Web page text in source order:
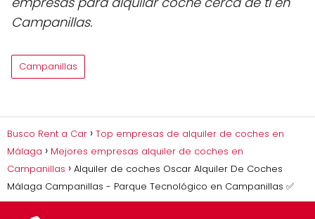
Campanillas.
Campanillas
Busco Rent a Car
Top empresas de alquiler de coches en
Málaga
Mejores empresas alquiler de coches en
Campanillas
Alquiler de coches Oscar Alquiler De Coches
Málaga Campanillas - Parque Tecnológico en Campanillas ✅